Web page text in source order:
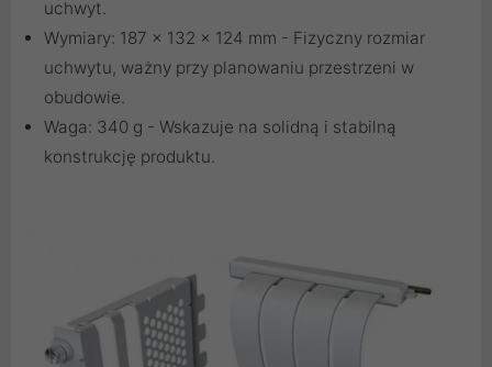
uchwyt.
Wymiary: 187 x 132 x 124 mm - Fizyczny rozmiar
uchwytu, ważny przy planowaniu przestrzeni w
obudowie.
Waga: 340 g - Wskazuje na solidną i stabilną
konstrukcję produktu.